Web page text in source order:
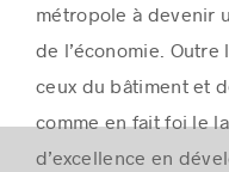
métropole à devenir
de l’économie.
ceux du bâtiment et
comme en fait foi le
d’excellence en